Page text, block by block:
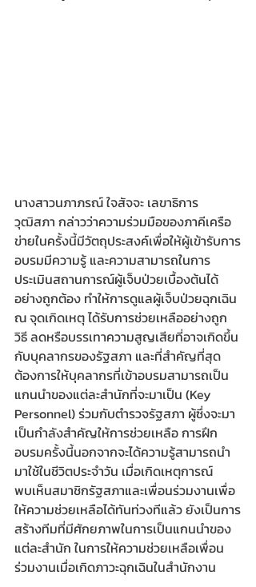
นางสาวนภาภรณ์ ใจสัจจะ เลขาธิการ
วุฒิสภา กล่าวว่าความร่วมมือของภาคีเครือ
ข่ายในครั้งนี้มีวัตถุประสงค์เพื่อให้ผู้เข้ารับการ
อบรมมีความรู้ และความสามารถในการ
ประเมินสถานการณ์ผู้เจ็บป่วยเบื้องต้นได้
อย่างถูกต้อง ทำให้การดูแลผู้เจ็บป่วยฉุกเฉิน
ณ จุดเกิดเหตุ ได้รับการช่วยเหลืออย่างถูก
วิธี ลดหรือบรรเทาความสูญเสียที่อาจเกิดขึ้น
กับบุคลากรของรัฐสภา และที่สำคัญที่สุด
ต้องการให้บุคลากรที่เข้าอบรมสามารถเป็น
แกนนำของแต่ละสำนักที่จะมาเป็น (Key
Personnel) ร่วมกับตำรวจรัฐสภา ผู้ซึ่งจะมา
เป็นกำลังสำคัญให้การช่วยเหลือ การฝึก
อบรมครั้งนี้นอกจากจะได้ความรู้สามารถนำ
มาใช้ในชีวิตประจำวัน เมื่อเกิดเหตุการณ์
พบเห็นสมาชิกรัฐสภาและเพื่อนร่วมงานเพื่อ
ให้ความช่วยเหลือได้ทันท่วงทีแล้ว ยังเป็นการ
สร้างทีมที่มีศักยภาพในการเป็นแกนนำของ
แต่ละสำนัก ในการให้ความช่วยเหลือเพื่อน
ร่วมงานเมื่อเกิดภาวะฉุกเฉินในสำนักงาน